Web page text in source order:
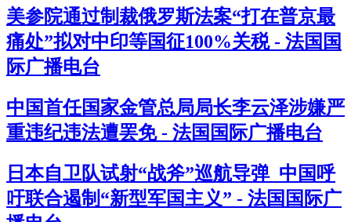
美参院通过制裁俄罗斯法案“打在普京最
痛处”拟对中印等国征100%关税 - 法国国
际广播电台
中国首任国家金管总局局长李云泽涉嫌严
重违纪违法遭罢免 - 法国国际广播电台
日本自卫队试射“战斧”巡航导弹 中国呼
吁联合遏制“新型军国主义” - 法国国际广